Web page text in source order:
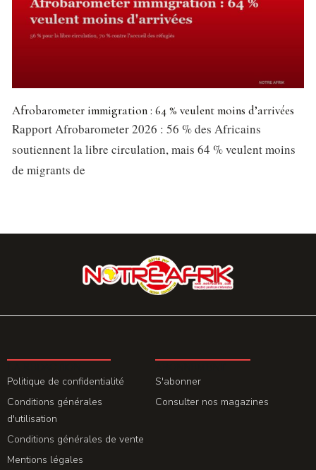
Afrobarometer immigration : 64 % veulent moins d’arrivées
Rapport Afrobarometer 2026 : 56 % des Africains
soutiennent la libre circulation, mais 64 % veulent moins
de migrants de
Politique de confidentialité
Conditions générales
d'utilisation
Conditions générales de vente
Mentions légales
S'abonner
Consulter nos magazines